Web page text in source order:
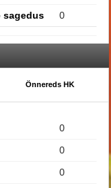
sagedus 0
Önnereds HK
0
0
0